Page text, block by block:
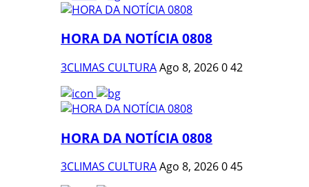
HORA DA NOTÍCIA 0808
3CLIMAS CULTURAAgo 8, 2026042
HORA DA NOTÍCIA 0808
3CLIMAS CULTURAAgo 8, 2026045